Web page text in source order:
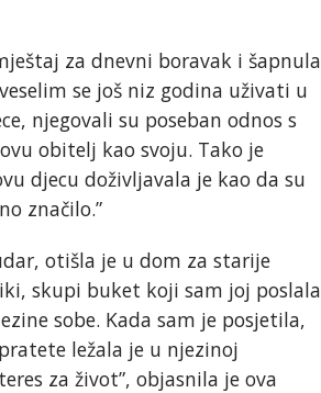
za dnevni boravak i šapnula
se još niz godina uživati u
njegovali su poseban odnos s
obitelj kao svoju. Tako je
djecu doživljavala je kao da su
značilo.”
otišla je u dom za starije
skupi buket koji sam joj poslala
sobe. Kada sam je posjetila,
ležala je u njezinoj
za život”, objasnila je ova